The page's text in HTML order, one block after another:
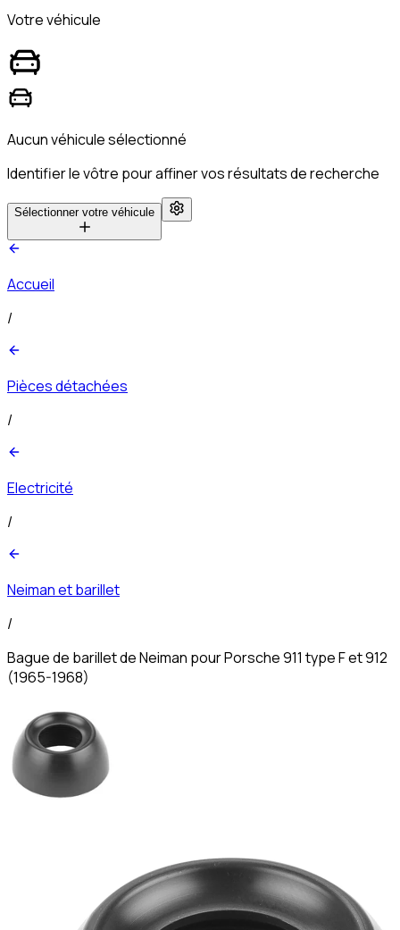
Votre véhicule
Aucun véhicule sélectionné
Identifier le vôtre pour affiner vos résultats de recherche
Sélectionner votre véhicule
Accueil
/
Pièces détachées
/
Electricité
/
Neiman et barillet
/
Bague de barillet de Neiman pour Porsche 911 type F et 912
(1965-1968)